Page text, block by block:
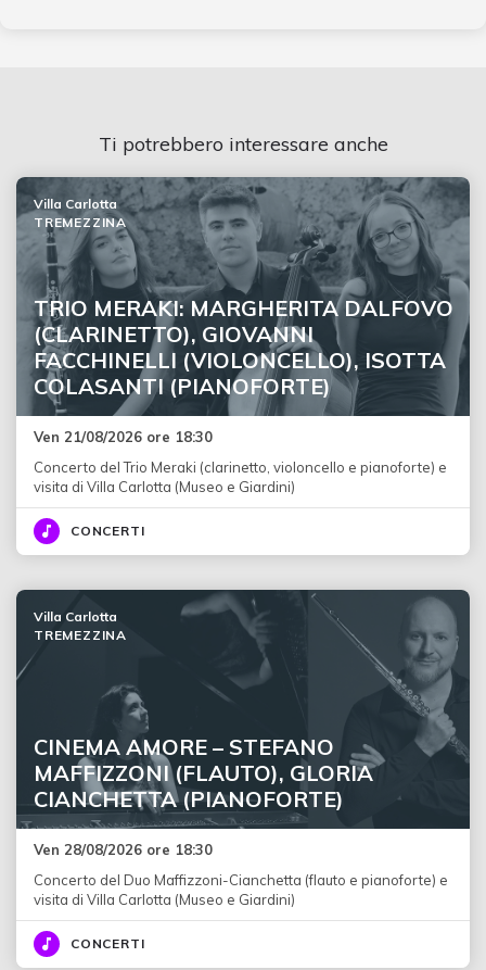
Ti potrebbero interessare anche
TRIO MERAKI: MARGHERITA DALFOVO
(CLARINETTO), GIOVANNI
FACCHINELLI (VIOLONCELLO), ISOTTA
COLASANTI (PIANOFORTE)
Villa Carlotta
TREMEZZINA
Ven 21/08/2026 ore 18:30
Concerto del Trio Meraki (clarinetto, violoncello e pianoforte) e
visita di Villa Carlotta (Museo e Giardini)
CONCERTI
CINEMA AMORE – STEFANO
MAFFIZZONI (FLAUTO), GLORIA
CIANCHETTA (PIANOFORTE)
Villa Carlotta
TREMEZZINA
Ven 28/08/2026 ore 18:30
Concerto del Duo Maffizzoni-Cianchetta (flauto e pianoforte) e
visita di Villa Carlotta (Museo e Giardini)
CONCERTI